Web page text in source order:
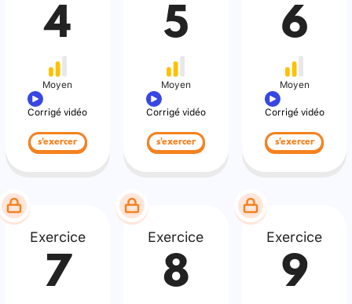
4
Moyen
Corrigé vidéo
s'exercer
5
Moyen
Corrigé vidéo
s'exercer
6
Moyen
Corrigé vidéo
s'exercer
Exercice
7
Exercice
8
Exercice
9